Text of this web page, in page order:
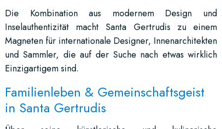
Die Kombination aus modernem Design und
Inselauthentizität macht Santa Gertrudis zu einem
Magneten für internationale Designer, Innenarchitekten
und Sammler, die auf der Suche nach etwas wirklich
Einzigartigem sind.
Familienleben & Gemeinschaftsgeist
in Santa Gertrudis